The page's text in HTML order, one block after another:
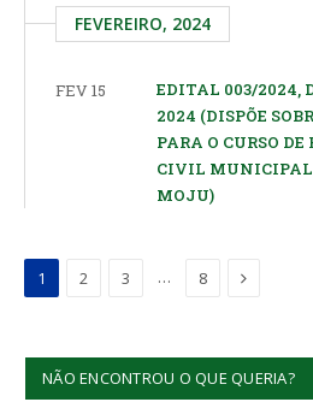
FEVEREIRO, 2024
FEV 15
EDITAL 003/2024,
2024 (DISPÕE
PARA O CURSO
CIVIL MUNICIPAL
MOJU)
1 2 3 … 8 Proximo
NÃO ENCONTROU O QUE QUERIA?